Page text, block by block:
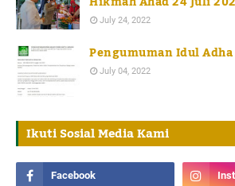
July 24, 2022
Pengumuman Idul
July 04, 2022
Ikuti Sosial Media Kami